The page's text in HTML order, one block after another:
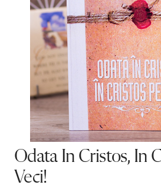
Odata In Cristos, In
Veci!